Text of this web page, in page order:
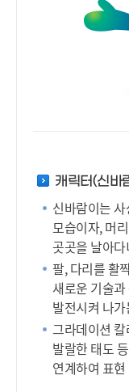
캐릭터(신바
신바람이는 사
모습이자, 머
곳곳을 날아
팔, 다리를 활
새로운 기술
발전시켜 나
그라데이션
발랄한 태도
연계하여 표현